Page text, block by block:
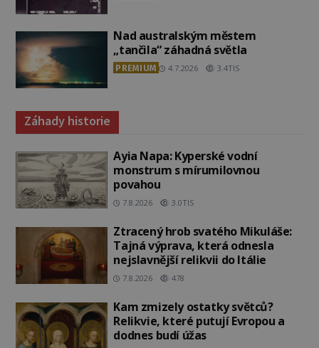
Nad australským městem
„tančila“ záhadná světla
PREMIUM 4.7.2026 3.4TIS
Záhady historie
Ayia Napa: Kyperské vodní
monstrum s mírumilovnou
povahou
7.8.2026 3.0TIS
Ztracený hrob svatého Mikuláše:
Tajná výprava, která odnesla
nejslavnější relikvii do Itálie
7.8.2026 478
Kam zmizely ostatky světců?
Relikvie, které putují Evropou a
dodnes budí úžas